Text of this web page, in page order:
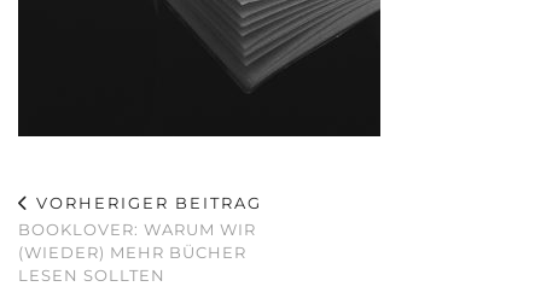
VORHERIGER BEITRAG
BOOKLOVER: WARUM WIR
(WIEDER) MEHR BÜCHER
LESEN SOLLTEN